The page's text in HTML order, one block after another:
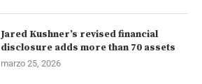
Jared Kushner’s revised financial
disclosure adds more than 70 assets
marzo 25, 2026